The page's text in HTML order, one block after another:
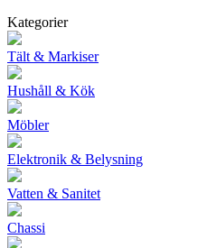
Kategorier
Tält & Markiser
Hushåll & Kök
Möbler
Elektronik & Belysning
Vatten & Sanitet
Chassi